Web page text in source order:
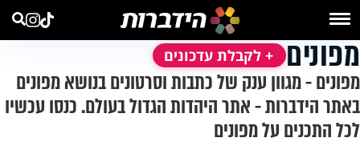
מפונים + לקבלת עדכונים
מפונים - מגוון ענק של כתבות וסרטונים בנושא מפונים
באתר הידברות - אתר היהדות הגדול בעולם. כנסו עכשיו
לכל התכנים על מפונים